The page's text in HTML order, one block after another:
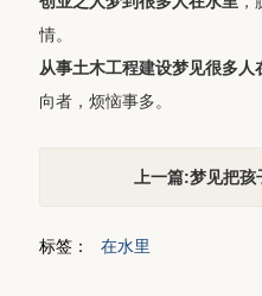
情。
从事土木工程建设梦见很多人
向者，烦恼事多。
上一篇:梦见把
标签： 在水里